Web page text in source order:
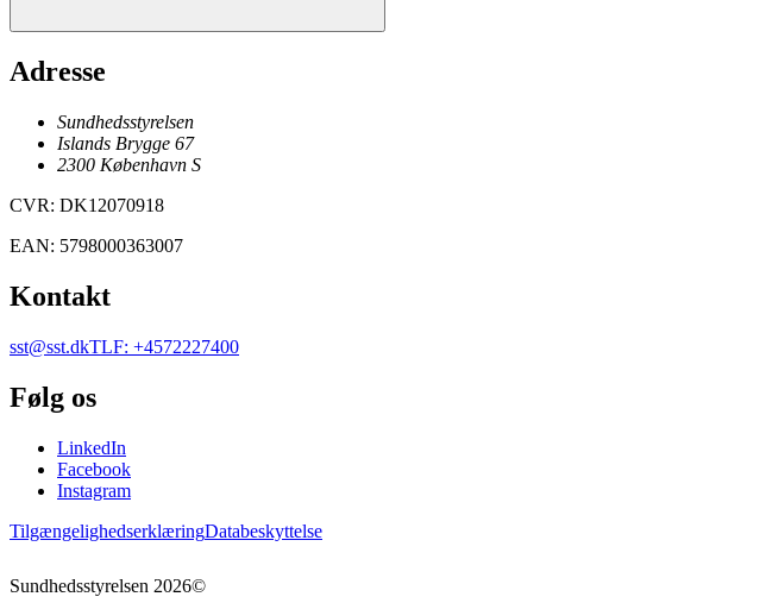
Adresse
Sundhedsstyrelsen
Islands Brygge 67
2300 København S
CVR: DK12070918
EAN: 5798000363007
Kontakt
sst@sst.dkTLF: +4572227400
Følg os
LinkedIn
Facebook
Instagram
TilgængelighedserklæringDatabeskyttelse
Sundhedsstyrelsen 2026©